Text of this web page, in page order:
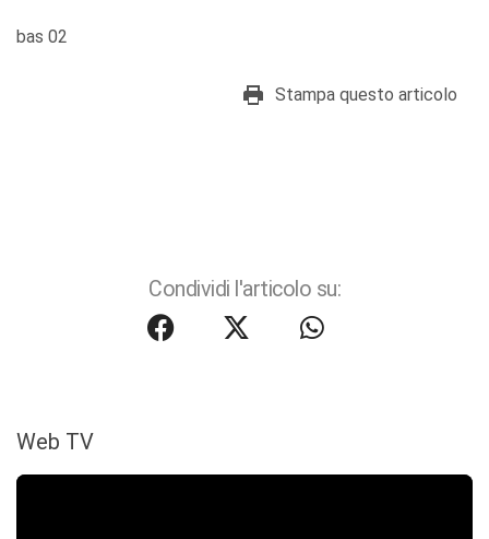
bas 02
Stampa questo articolo
Condividi l'articolo su:
Web TV